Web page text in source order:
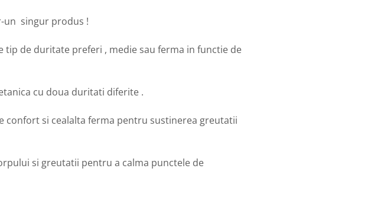
un singur produs !
tip de duritate preferi , medie sau ferma in functie de
cu doua duritati diferite .
confort si cealalta ferma pentru sustinerea greutatii
si greutatii pentru a calma punctele de